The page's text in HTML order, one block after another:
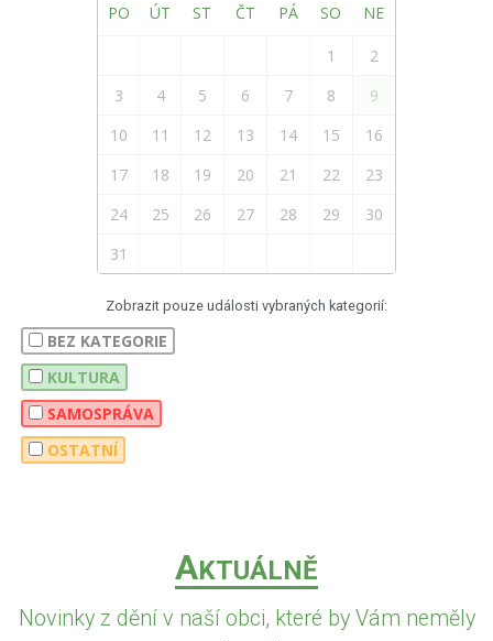
PO ÚT ST ČT PÁ SO NE
1
2
3
4 5 6 7 8
9
10
11 12 13 14 15
16
17
18 19 20 21 22
23
24
25 26 27 28 29
30
31
Zobrazit pouze události vybraných kategorií:
BEZ KATEGORIE
KULTURA
SAMOSPRÁVA
OSTATNÍ
AKTUÁLNĚ
Novinky z dění v naší obci, které by Vám neměly